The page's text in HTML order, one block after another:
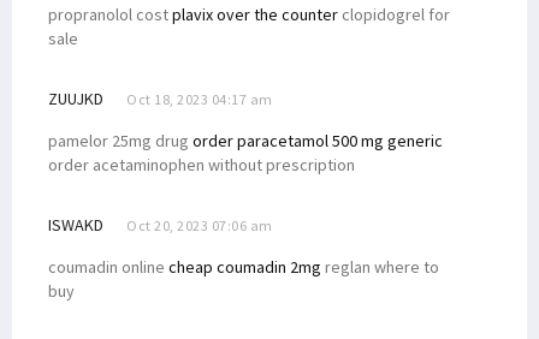
propranolol costplavix over the counter clopidogrel for
sale
ZUUJKD Oct 18, 2023 04:17 am
pamelor 25mg drug order paracetamol 500 mg generic
order acetaminophen without prescription
ISWAKD Oct 20, 2023 07:06 am
coumadin online cheap coumadin 2mg reglan where to
buy